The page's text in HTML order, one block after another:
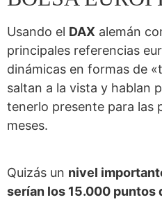
Usando el DAX alemán
principales referencias
dinámicas en formas de
saltan a la vista y hablan
tenerlo presente para las
meses.
Quizás un nivel
serían los 15.000 puntos